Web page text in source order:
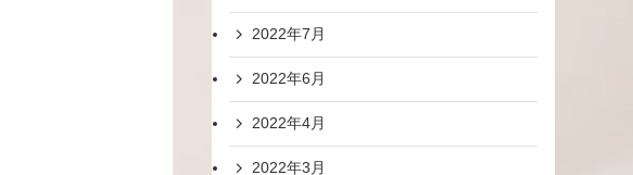
2022年7月
2022年6月
2022年4月
2022年3月